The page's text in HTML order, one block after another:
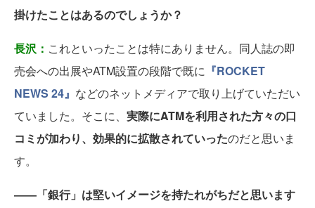
掛けたことはあるのでしょうか？
長沢： これといったことは特にありません。同人誌の即
売会への出展やATM設置の段階で既に 『ROCKET
NEWS 24』 などのネットメディアで取り上げていただい
ていました。そこに、 実際にATMを利用された方々の口
コミが加わり、効果的に拡散されていったのだと思いま
す。
――「銀行」は堅いイメージを持たれがちだと思います